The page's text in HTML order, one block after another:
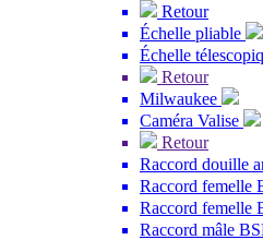
Retour
Échelle pliable
Échelle
Retour
Milwaukee
Caméra Valise
Retour
Raccord douille
Raccord femelle
Raccord femelle
Raccord mâle